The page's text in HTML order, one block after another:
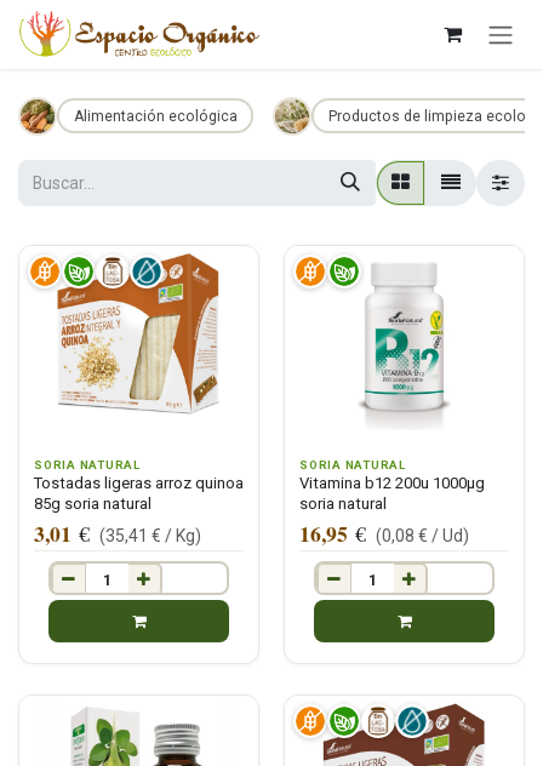
Ir al contenido
Alimentación ecológica Productos de limpieza
SORIA NATURAL
Tostadas ligeras arroz quinoa
85g soria natural
3,01 € (35,41 € / Kg)
SORIA NATURAL
Vitamina b12 200u 1000µg
soria natural
16,95 € (0,08 € /Ud)